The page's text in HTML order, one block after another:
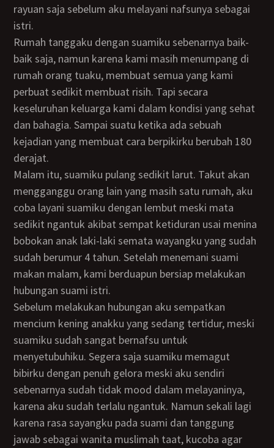
rayuan saja sebelum aku melayani nafsunya sebagai
istri.
Rumah tanggaku dengan suamiku sebenarnya baik-
baik saja, namun karena kami masih menumpang di
rumah orang tuaku, membuat semua yang kami
perbuat sedikit membuat risih. Tapi secara
keseluruhan keluarga kami dalam kondisi yang sehat
dan bahagia. Sampai suatu ketika ada sebuah
kejadian yang membuat cara berpikirku berubah 180
derajat.
Malam itu, suamiku pulang sedikit larut. Takut akan
mengganggu orang lain yang masih satu rumah, aku
coba layani suamiku dengan lembut meski mata
sedikit ngantuk akibat sempat ketiduran usai menina
bobokan anak laki-laki semata wayangku yang sudah
sudah berumur 4 tahun. Setelah menemani suami
makan malam, kami berduapun bersiap melakukan
hubungan suami istri.
Sebelum melakukan hubungan aku sempatkan
mencium kening anakku yang sedang tertidur, meski
suamiku sudah sangat bernafsu untuk
menyetubuhiku. Segera saja suamiku memagut
bibirku dengan penuh gelora meski aku sendiri
sebenarnya sudah tidak mood dalam melayaninya,
karena aku sudah terlalu ngantuk. Namun sekali lagi
karena rasa sayangku pada suami dan tanggung
jawab sebagai wanita muslimah taat, kucoba agar